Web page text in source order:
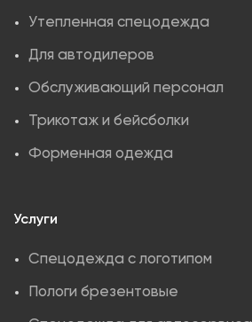
Утепленная спецодежда
Для автодилеров
Обслуживающий персонал
Трикотаж и бейсболки
Форменная одежда
Услуги
Спецодежда с логотипом
Пологи брезентовые